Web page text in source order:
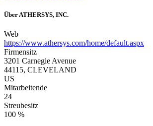
Über ATHERSYS, INC.
Web
https://www.athersys.com/home/default.aspx
Firmensitz
3201 Carnegie Avenue
44115, CLEVELAND
US
Mitarbeitende
24
Streubesitz
100 %